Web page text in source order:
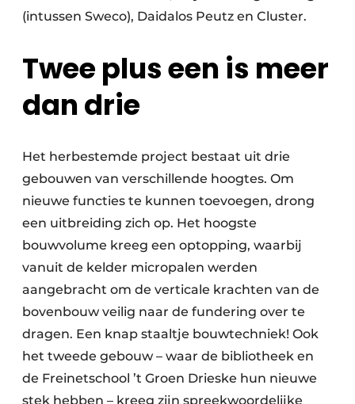
(intussen Sweco), Daidalos Peutz en Cluster.
Twee plus een is meer
dan drie
Het herbestemde project bestaat uit drie
gebouwen van verschillende hoogtes. Om
nieuwe functies te kunnen toevoegen, drong
een uitbreiding zich op. Het hoogste
bouwvolume kreeg een optopping, waarbij
vanuit de kelder micropalen werden
aangebracht om de verticale krachten van de
bovenbouw veilig naar de fundering over te
dragen. Een knap staaltje bouwtechniek! Ook
het tweede gebouw – waar de bibliotheek en
de Freinetschool ’t Groen Drieske hun nieuwe
stek hebben – kreeg zijn spreekwoordelijke